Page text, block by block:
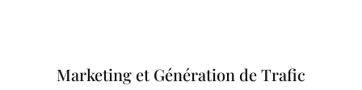
Marketing et Génération de Trafic